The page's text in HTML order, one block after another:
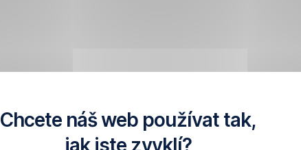
Chcete náš web používat tak,
jak jste zvyklí?